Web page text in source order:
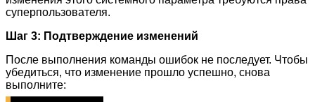
суперпользователя.
Шаг 3: Подтверждение изменений
После выполнения команды ошибок не последует. Чтобы
убедиться, что изменение прошло успешно, снова
выполните: